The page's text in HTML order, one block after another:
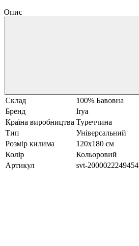
Опис
Склад
100% Бавовна
Бренд
Irya
Країна виробництва Туреччина
Тип
Універсальний
Розмір килима
120х180 см
Колір
Кольоровий
Артикул
svt-2000022249454